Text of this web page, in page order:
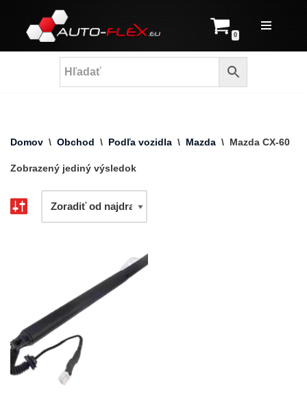
Prejsť
na
0
Domov \ Obchod \ Podľa vozidla \ Mazda \ Mazda CX-60
Zobrazený jediný výsledok